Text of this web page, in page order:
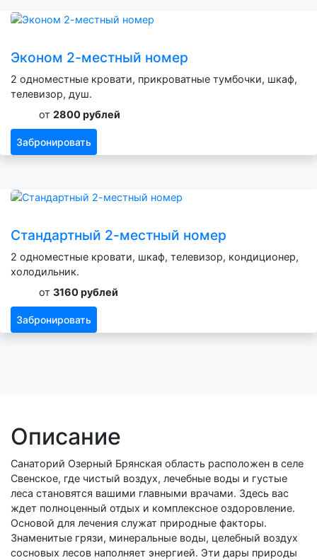
Эконом 2-местный номер
2 одноместные кровати, прикроватные тумбочки, шкаф,
телевизор, душ.
от 2800 рублей
Забронировать
Стандартный 2-местный номер
2 одноместные кровати, шкаф, телевизор, кондиционер,
холодильник.
от 3160 рублей
Забронировать
Описание
Санаторий Озерный Брянская область расположен в селе
Свенское, где чистый воздух, лечебные воды и густые
леса становятся вашими главными врачами. Здесь вас
ждет полноценный отдых и комплексное оздоровление.
Основой для лечения служат природные факторы.
Знаменитые грязи, минеральные воды, целебный воздух
сосновых лесов наполняет энергией. Эти дары природы